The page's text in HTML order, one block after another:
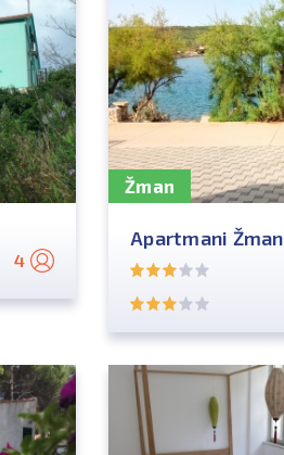
4
Žman
Apartmani Žman